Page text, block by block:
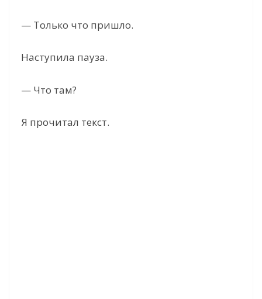
— Только что пришло.
Наступила пауза.
— Что там?
Я прочитал текст.